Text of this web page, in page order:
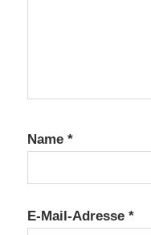
Name *
E-Mail-Adresse *